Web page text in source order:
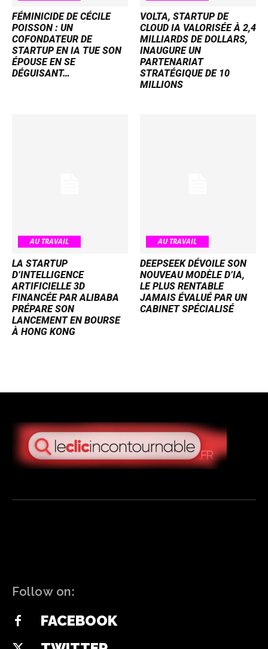
FÉMINICIDE DE CÉCILE
POISSON : UN
COFONDATEUR DE
STARTUP EN IA TUE SON
ÉPOUSE EN SE
DÉGUISANT…
VOLTA, STARTUP DE
CLOUD IA VALORISÉE À 2,4
MILLIARDS DE DOLLARS,
INAUGURE UN
PARTENARIAT
STRATÉGIQUE DE 10
MILLIONS
AU TRAVAIL
LA STARTUP
D’INTELLIGENCE
ARTIFICIELLE 3D
FINANCÉE PAR ALIBABA
PRÉPARE SON
LANCEMENT EN BOURSE
À HONG KONG
AU TRAVAIL
DEEPSEEK DÉVOILE SON
NOUVEAU MODÈLE D’IA,
LE PLUS RENTABLE
JAMAIS ÉVALUÉ PAR UN
CABINET SPÉCIALISÉ
Follow on:
FACEBOOK